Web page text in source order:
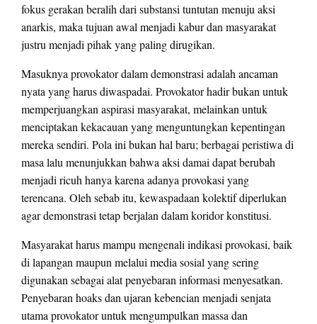
fokus gerakan beralih dari substansi tuntutan menuju aksi
anarkis, maka tujuan awal menjadi kabur dan masyarakat
justru menjadi pihak yang paling dirugikan.
Masuknya provokator dalam demonstrasi adalah ancaman
nyata yang harus diwaspadai. Provokator hadir bukan untuk
memperjuangkan aspirasi masyarakat, melainkan untuk
menciptakan kekacauan yang menguntungkan kepentingan
mereka sendiri. Pola ini bukan hal baru; berbagai peristiwa di
masa lalu menunjukkan bahwa aksi damai dapat berubah
menjadi ricuh hanya karena adanya provokasi yang
terencana. Oleh sebab itu, kewaspadaan kolektif diperlukan
agar demonstrasi tetap berjalan dalam koridor konstitusi.
Masyarakat harus mampu mengenali indikasi provokasi, baik
di lapangan maupun melalui media sosial yang sering
digunakan sebagai alat penyebaran informasi menyesatkan.
Penyebaran hoaks dan ujaran kebencian menjadi senjata
utama provokator untuk mengumpulkan massa dan